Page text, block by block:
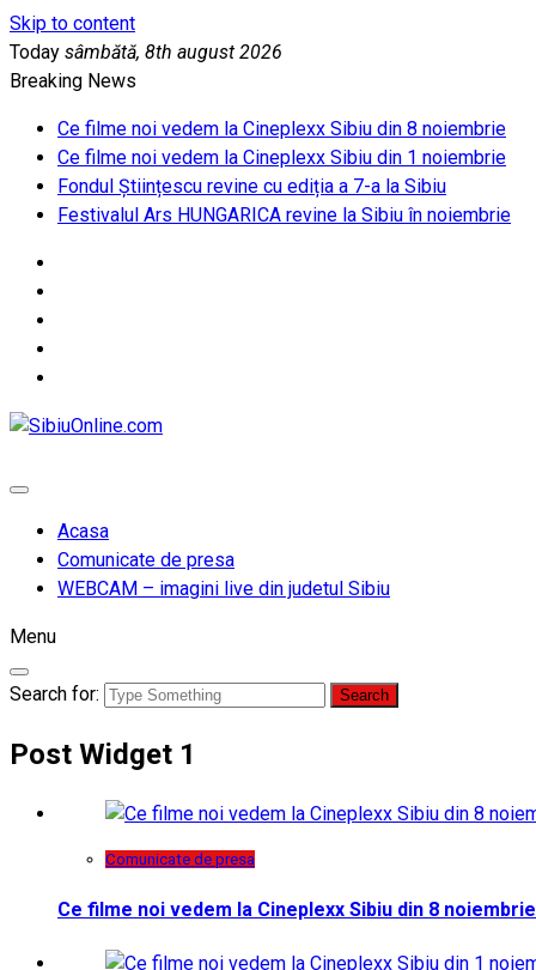
Skip to content
Today sâmbătă, 8th august 2026
Breaking News
Ce filme noi vedem la Cineplexx Sibiu din 8 noiembrie
Ce filme noi vedem la Cineplexx Sibiu din 1 noiembrie
Fondul Științescu revine cu ediția a 7-a la Sibiu
Festivalul Ars HUNGARICA revine la Sibiu în noiembrie
Acasa
Comunicate de presa
WEBCAM – imagini live din judetul Sibiu
Menu
Search for:
Post Widget 1
Comunicate de presa
Ce filme noi vedem la Cineplexx Sibiu din 8 noiembrie